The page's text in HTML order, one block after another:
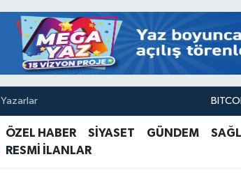
Yazarlar
ÖZEL HABER SİYASET GÜNDEM
RESMİ İLANLAR